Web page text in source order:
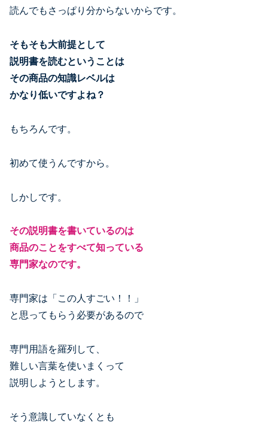
読んでもさっぱり分からないからです。
そもそも大前提として
説明書を読むということは
その商品の知識レベルは
かなり低いですよね？
もちろんです。
初めて使うんですから。
しかしです。
その説明書を書いているのは
商品のことをすべて知っている
専門家なのです。
専門家は「この人すごい！！」
と思ってもらう必要があるので
専門用語を羅列して、
難しい言葉を使いまくって
説明しようとします。
そう意識していなくとも